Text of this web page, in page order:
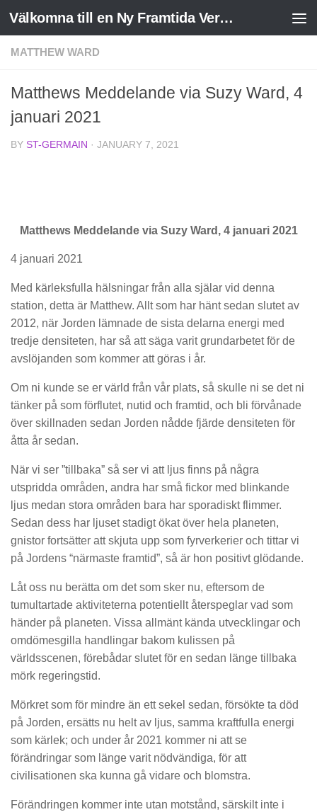
Skip to content Välkomna till en Ny Framtida Verklighet
MATTHEW WARD
Matthews Meddelande via Suzy Ward, 4
januari 2021
BY ST-GERMAIN · JANUARY 7, 2021
Matthews Meddelande via Suzy Ward, 4 januari 2021
4 januari 2021
Med kärleksfulla hälsningar från alla själar vid denna
station, detta är Matthew. Allt som har hänt sedan slutet av
2012, när Jorden lämnade de sista delarna energi med
tredje densiteten, har så att säga varit grundarbetet för de
avslöjanden som kommer att göras i år.
Om ni kunde se er värld från vår plats, så skulle ni se det ni
tänker på som förflutet, nutid och framtid, och bli förvånade
över skillnaden sedan Jorden nådde fjärde densiteten för
åtta år sedan.
När vi ser ”tillbaka” så ser vi att ljus finns på några
utspridda områden, andra har små fickor med blinkande
ljus medan stora områden bara har sporadiskt flimmer.
Sedan dess har ljuset stadigt ökat över hela planeten,
gnistor fortsätter att skjuta upp som fyrverkerier och tittar vi
på Jordens “närmaste framtid”, så är hon positivt glödande.
Låt oss nu berätta om det som sker nu, eftersom de
tumultartade aktiviteterna potentiellt återspeglar vad som
händer på planeten. Vissa allmänt kända utvecklingar och
omdömesgilla handlingar bakom kulissen på
världsscenen, förebådar slutet för en sedan länge tillbaka
mörk regeringstid.
Mörkret som för mindre än ett sekel sedan, försökte ta död
på Jorden, ersätts nu helt av ljus, samma kraftfulla energi
som kärlek; och under år 2021 kommer ni att se
förändringar som länge varit nödvändiga, för att
civilisationen ska kunna gå vidare och blomstra.
Förändringen kommer inte utan motstånd, särskilt inte i